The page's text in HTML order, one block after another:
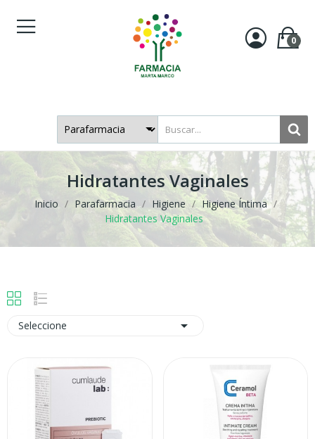
0
Hidratantes Vaginales
Inicio Parafarmacia Higiene
Higiene Íntima
Hidratantes Vaginales
Seleccione 